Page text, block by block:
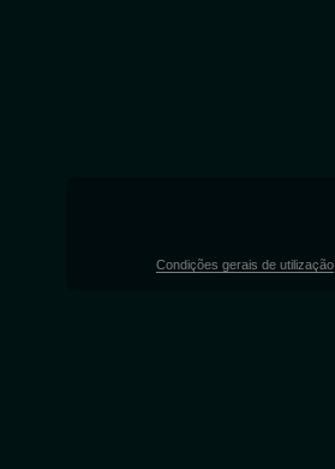
Condições gerais de utilização